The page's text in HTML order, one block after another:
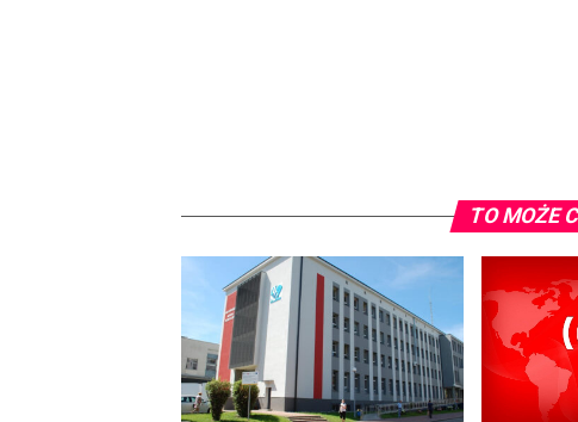
TO MOŻE